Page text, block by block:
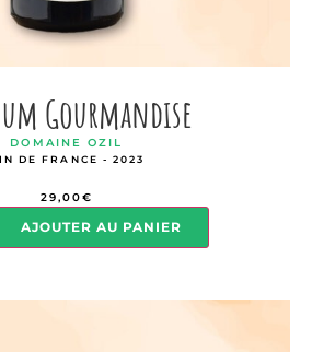
Gourmandise
DOMAINE OZIL
DE FRANCE - 2023
29,00€
AJOUTER AU PANIER